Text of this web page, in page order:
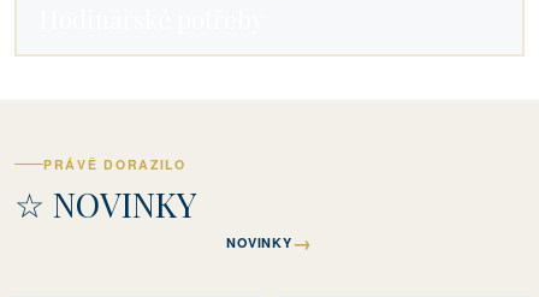
PRÁVĚ DORAZILO
☆ NOVINKY
NOVINKY →